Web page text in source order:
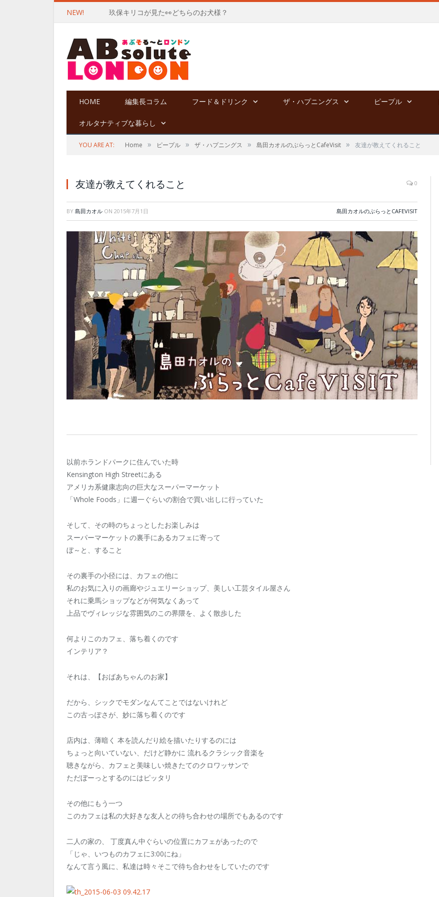
NEW! 玖保キリコが見た👀どちらのお犬様？
HOME 編集長コラム フード＆ドリンク ザ・ハプニングス ピープル
オルタナティブな暮らし
YOU ARE AT: Home » ピープル » ザ・ハプニングス » 島田カオルのぶらっとCafeVisit » 友達が教えてくれること
友達が教えてくれること 0
BY 島田カオル ON 2015年7月1日 島田カオルのぶらっとCAFEVISIT
以前ホランドパークに住んでいた時
Kensington High Streetにある
アメリカ系健康志向の巨大なスーパーマーケット
「Whole Foods」に週一ぐらいの割合で買い出しに行っていた
そして、その時のちょっとしたお楽しみは
スーパーマーケットの裏手にあるカフェに寄って
ぼ～と、すること
その裏手の小径には、カフェの他に
私のお気に入りの画廊やジュエリーショップ、美しい工芸タイル屋さん
それに乗馬ショップなどが何気なくあって
上品でヴィレッジな雰囲気のこの界隈を、よく散歩した
何よりこのカフェ、落ち着くのです
インテリア？
それは、【おばあちゃんのお家】
だから、シックでモダンなんてことではないけれど
この古っぽさが、妙に落ち着くのです
店内は、薄暗く 本を読んだり絵を描いたりするのには
ちょっと向いていない、だけど静かに 流れるクラシック音楽を
聴きながら、カフェと美味しい焼きたてのクロワッサンで
ただぼーっとするのにはピッタリ
その他にもう一つ
このカフェは私の大好きな友人との待ち合わせの場所でもあるのです
二人の家の、 丁度真ん中ぐらいの位置にカフェがあったので
「じゃ、いつものカフェに3:00にね」
なんて言う風に、私達は時々そこで待ち合わせをしていたのです